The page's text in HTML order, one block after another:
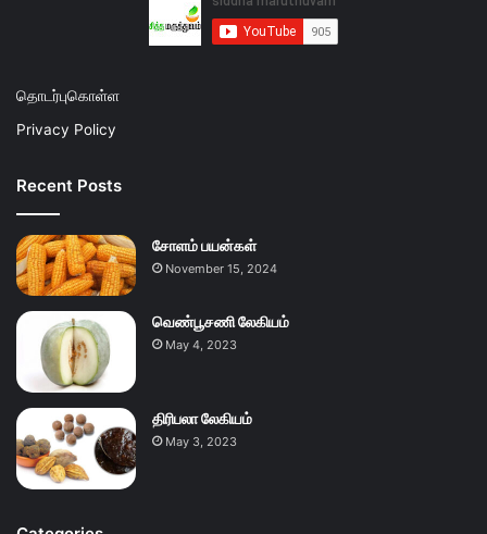
தொடர்புகொள்ள
Privacy Policy
Recent Posts
சோளம் பயன்கள்
November 15, 2024
வெண்பூசணி லேகியம்
May 4, 2023
திரிபலா லேகியம்
May 3, 2023